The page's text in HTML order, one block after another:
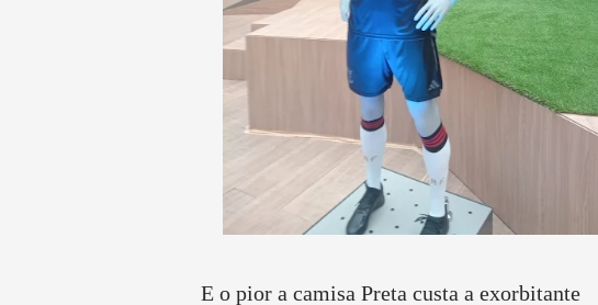
E o pior a camisa Preta custa a exorbitante